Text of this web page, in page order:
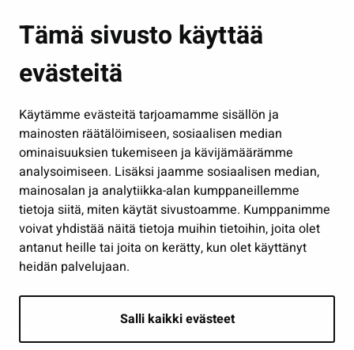
Tämä sivusto käyttää
evästeitä
Käytämme evästeitä tarjoamamme sisällön ja
mainosten räätälöimiseen, sosiaalisen median
ominaisuuksien tukemiseen ja kävijämäärämme
analysoimiseen. Lisäksi jaamme sosiaalisen median,
mainosalan ja analytiikka-alan kumppaneillemme
tietoja siitä, miten käytät sivustoamme. Kumppanimme
voivat yhdistää näitä tietoja muihin tietoihin, joita olet
antanut heille tai joita on kerätty, kun olet käyttänyt
heidän palvelujaan.
Salli kaikki evästeet
Kasvatus ja opetus
Kulttuuri ja liikunta
Työ ja yrittäminen
Osallistu ja asioi
Näytä omat evästeasetukseni
Seuraa meitä